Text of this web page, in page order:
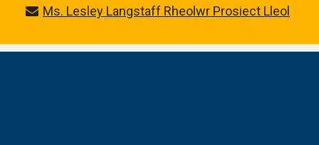
Ms. Lesley Langstaff Rheolwr Prosiect Lleol